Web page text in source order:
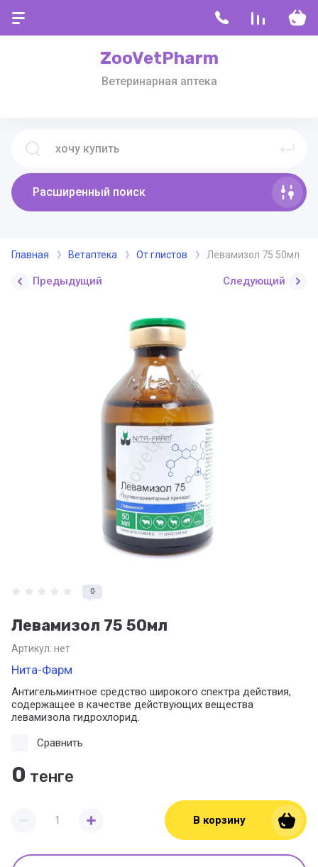
ZooVetPharm
Ветеринарная аптека
Расширенный поиск
Главная Ветаптека От глистов Левамизол 75 50мл
Предыдущий Следующий
0
Левамизол 75 50мл
Артикул: нет
Нита-Фарм
Антигельминтное средство широкого спектра действия,
содержащее в качестве действующих вещества
левамизола гидрохлорид.
0 тенге
Сравнить
В корзину